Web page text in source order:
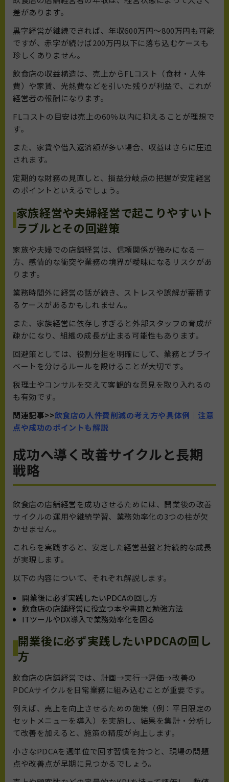
差があります。
黒字経営が継続できれば、年収600万円〜800万円も可能
ですが、赤字が続けば200万円以下に落ち込むケースも
珍しくありません。
飲食店の収益構造は、売上からFLコスト（食材・人件
費）や家賃、光熱費などを引いた残りが利益で、これが
経営者の報酬になります。
FLコストの目安は売上の60％以内に抑えることが理想で
す。
また、家賃や借入返済額が多い場合、収益はさらに圧迫
されます。
定期的な財務の見直しと、損益分岐点の把握が安定経営
のポイントといえるでしょう。
家族経営や夫婦経営で起こりやすいト
ラブルとその回避策
家族や夫婦での店舗経営は、信頼関係が強みになる一
方、感情的な衝突や業務の境界が曖昧になるリスクがあ
ります。
業務時間外に経営の話が続き、ストレスや誤解が蓄積す
るケースがあるかもしれません。
また、家族経営に依存しすぎると外部スタッフの育成が
疎かになり、組織の成長が止まる可能性もあります。
回避策としては、役割分担を明確にして、業務とプライ
ベートを分けるルールを設けることが大切です。
税理士やコンサルを交えて客観的な意見を取り入れるの
も有効です。
関連記事>>飲食店の人件費削減の考え方や具体例｜注意
点や成功のポイントも解説
成功へ導く改善サイクルと長期
戦略
飲食店の店舗経営を成功させるためには、開業後の改善
サイクルの運用や継続学習、業務効率化の3つの柱が欠
かせません。
これらを実践すると、安定した経営基盤と持続的な成長
が実現します。
以下の内容について、それぞれ解説します。
開業後に必ず実践したいPDCAの回し方
飲食店の店舗経営に役立つ本や書籍と勉強方法
ITツールやDX導入で業務効率化を図る
開業後に必ず実践したいPDCAの回し
方
飲食店の店舗経営では、計画→実行→評価→改善の
PDCAサイクルを日常業務に組み込むことが重要です。
例えば、売上を向上させるための施策（例：平日限定の
セットメニューを導入）を実施し、結果を集計・分析し
て改善を加えると、施策の精度が向上します。
小さなPDCAを週単位で回す習慣を持つと、現場の問題
点や改善点が早期に見つかるでしょう。